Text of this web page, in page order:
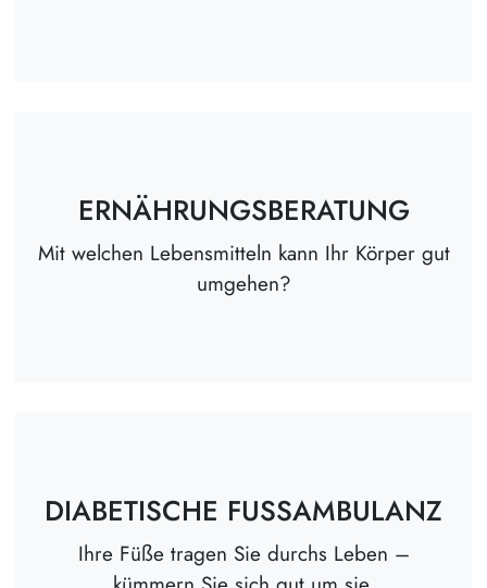
ERNÄHRUNGSBERATUNG
Mit welchen Lebensmitteln kann Ihr Körper gut
umgehen?
DIABETISCHE FUSSAMBULANZ
Ihre Füße tragen Sie durchs Leben –